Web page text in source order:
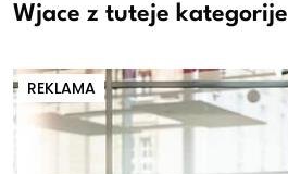
Wjace z tuteje kategorije
REKLAMA